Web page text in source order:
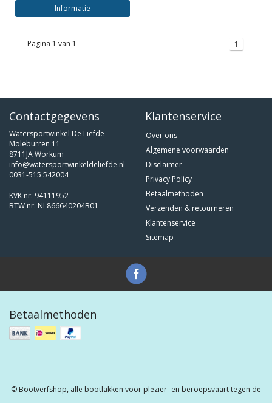
Informatie
Pagina 1 van 1 1
Contactgegevens
Watersportwinkel De Liefde
Moleburren 11
8711JA Workum
info@watersportwinkeldeliefde.nl
0031-515 542004
KVK nr: 94111952
BTW nr: NL866640204B01
Klantenservice
Over ons
Algemene voorwaarden
Disclaimer
Privacy Policy
Betaalmethoden
Verzenden & retourneren
Klantenservice
Sitemap
Betaalmethoden
© Bootverfshop, alle bootlakken voor plezier- en beroepsvaart tegen de